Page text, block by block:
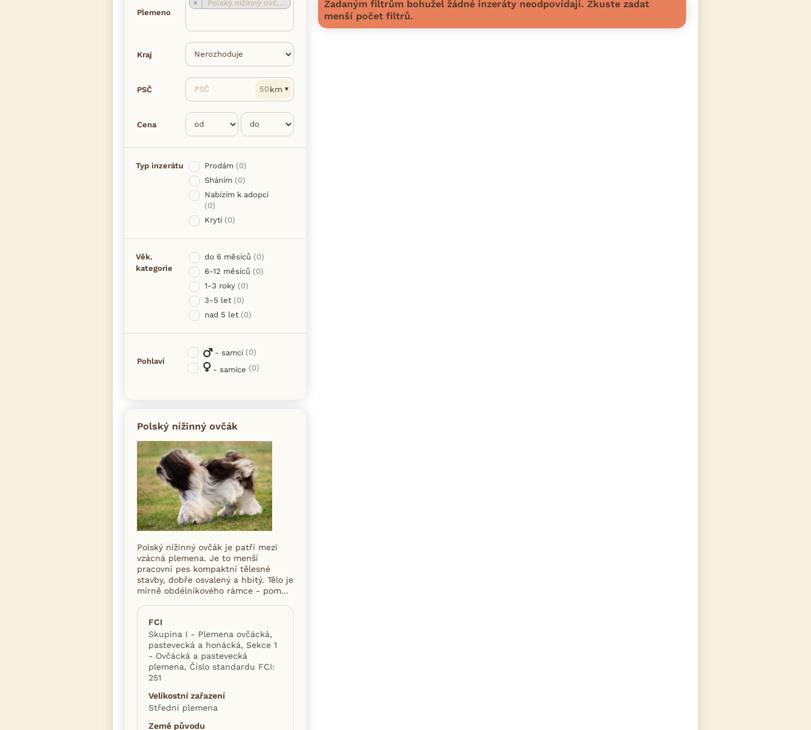
Plemeno
× Polský nížinný ovčák (0)
Kraj
PSČ PSČ km
Cena
Typ inzerátu Prodám (0)
Sháním (0)
Nabízím k adopci
(0)
Krytí (0)
Věk.
kategorie
do 6 měsíců (0)
6-12 měsíců (0)
1-3 roky (0)
3-5 let (0)
nad 5 let (0)
Pohlaví
- samci (0)
- samice (0)
Polský nížinný ovčák
Polský nížinný ovčák je patří mezi
vzácná plemena. Je to menší
pracovní pes kompaktní tělesné
stavby, dobře osvalený a hbitý. Tělo je
mírně obdélníkového rámce - pom...
FCI
Skupina I - Plemena ovčácká,
pastevecká a honácká, Sekce 1
- Ovčácká a pastevecká
plemena, Číslo standardu FCI:
251
Velikostní zařazení
Střední plemena
Země původu
Zadaným filtrům bohužel žádné inzeráty neodpovídají. Zkuste zadat
menší počet filtrů.